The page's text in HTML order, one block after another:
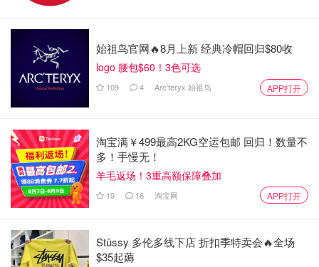
始祖鸟官网🔥8月上新 经典冷帽回归$80收
logo 腰包$60！3色可选
109 4 Arc'teryx 始祖鸟 APP打开
淘宝满￥499最高2KG空运包邮 回归！数量不
多！手慢无！
羊毛返场！3重高额保障叠加
19 16 淘宝网 APP打开
Stüssy 多伦多线下店 折扣季特卖会🔥全场
$35起薅